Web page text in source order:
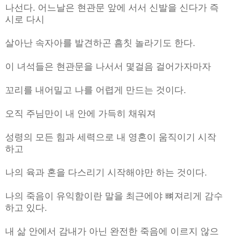
나선다. 어느날은 현관문 앞에 서서 신발을 신다가 즉
시로 다시
살아난 속자아를 발견하곤 흠칫 놀라기도 한다.
이 녀석들은 현관문을 나서서 몇걸음 걸어가자마자
꼬리를 내어밀고 나를 어렵게 만드는 것이다.
오직 주님만이 내 안에 가득히 채워져
성령의 모든 힘과 세력으로 내 영혼이 움직이기 시작
하고
나의 육과 혼을 다스리기 시작해야만 하는 것이다.
나의 죽음이 유익함이란 말을 최근에야 뼈져리게 감수
하고 있다.
내 삶 안에서 감내가 아닌 완전한 죽음에 이르지 않으